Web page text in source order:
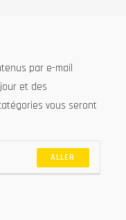
par e-mail
et des
vous seront
ALLER